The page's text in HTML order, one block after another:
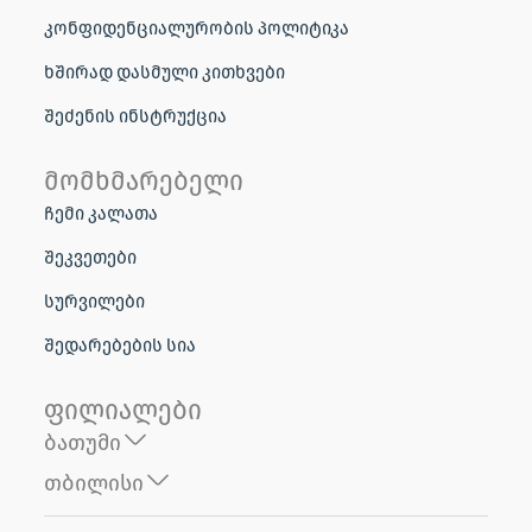
კონფიდენციალურობის პოლიტიკა
ხშირად დასმული კითხვები
შეძენის ინსტრუქცია
მომხმარებელი
ჩემი კალათა
შეკვეთები
სურვილები
შედარებების სია
ფილიალები
ბათუმი
თბილისი